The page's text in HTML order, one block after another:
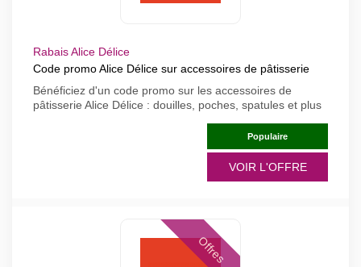
Rabais Alice Délice
Code promo Alice Délice sur accessoires de pâtisserie
Bénéficiez d'un code promo sur les accessoires de
pâtisserie Alice Délice : douilles, poches, spatules et plus
Populaire
VOIR L'OFFRE
Offres